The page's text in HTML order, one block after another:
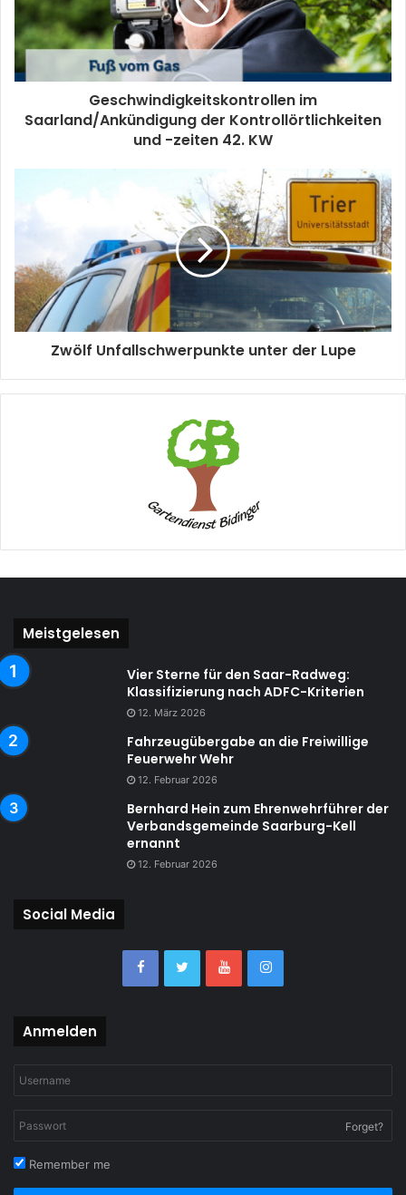
Geschwindigkeitskontrollen im
Saarland/Ankündigung der Kontrollörtlichkeiten
und -zeiten 42. KW
Zwölf Unfallschwerpunkte unter der Lupe
Meistgelesen
Vier Sterne für den Saar-Radweg:
Klassifizierung nach ADFC-Kriterien
12. März 2026
Fahrzeugübergabe an die Freiwillige
Feuerwehr Wehr
12. Februar 2026
Bernhard Hein zum Ehrenwehrführer der
Verbandsgemeinde Saarburg-Kell
ernannt
12. Februar 2026
Social Media
Anmelden
Forget?
Remember me